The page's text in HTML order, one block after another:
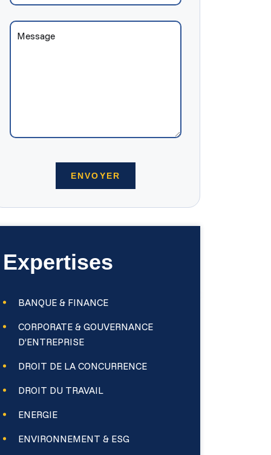
Expertises
BANQUE & FINANCE
CORPORATE & GOUVERNANCE
D’ENTREPRISE
DROIT DE LA CONCURRENCE
DROIT DU TRAVAIL
ENERGIE
ENVIRONNEMENT & ESG